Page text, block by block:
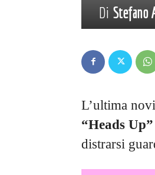
Di Stefano
L’ultima
“Heads Up”
distrarsi